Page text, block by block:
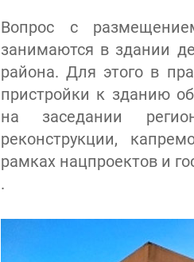
Вопрос с
занимаются в здании
района. Для этого в
пристройки к зданию
на заседании
реконструкции,
рамках нацпроектов и
.